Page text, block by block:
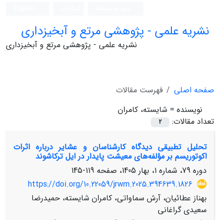
نشریه علمی - پژوهشی مرتع و آبخیزداری
نشریه علمی - پژوهشی مرتع و آبخیزداری
صفحه اصلی
فهرست مقالات
نویسنده = شایسته، کامران
تعداد مقالات:
2
تحلیل تطبیقی دیدگاه کارشناسان و عشایر درباره اثرات
اکوتوریسم بر مؤلفه‌های معیشت پایدار در ایل ترکاشوند
دوره 79، شماره 1، بهار 1405، صفحه
119-145
https://doi.org/10.22059/jrwm.2025.394639.1826
بهناز عطائیان، آرش سماواتی، کامران شایسته، حمیدرضا
سعیدی گراغانی